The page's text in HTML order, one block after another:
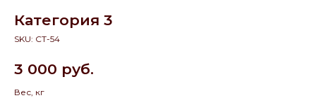
Категория 3
SKU: СТ-54
3 000 руб.
Вес, кг